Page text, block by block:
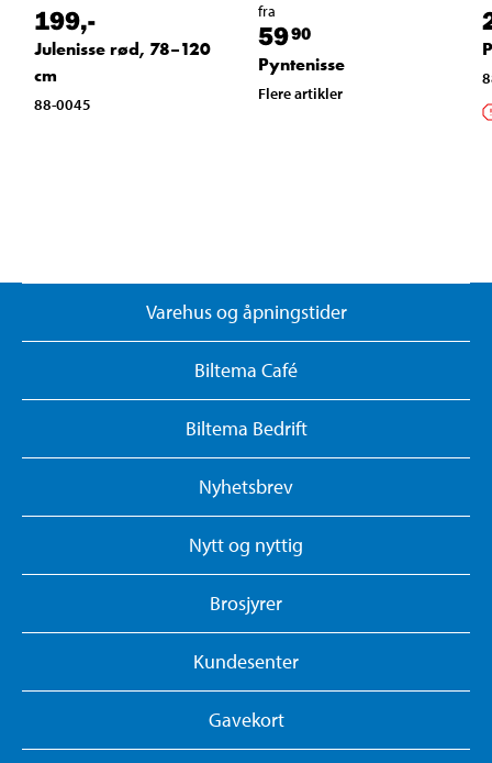
199,-
Julenisse rød, 78–120
cm
88-0045
fra
5990
Pyntenisse
Flere artikler
Varehus og åpningstider
Biltema Café
Biltema Bedrift
Nyhetsbrev
Nytt og nyttig
Brosjyrer
Kundesenter
Gavekort